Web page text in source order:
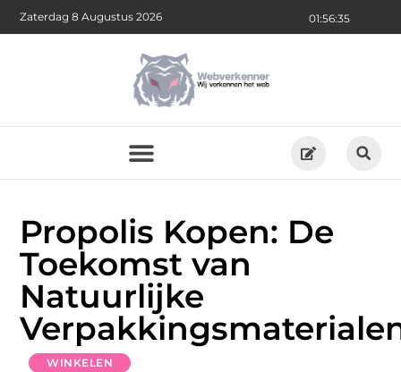
01:56:36
Zaterdag 8 Augustus 2026
Propolis Kopen: De
Toekomst van
Natuurlijke
WINKELEN